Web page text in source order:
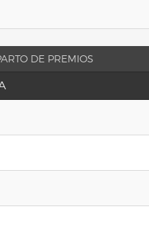
DE PREMIOS